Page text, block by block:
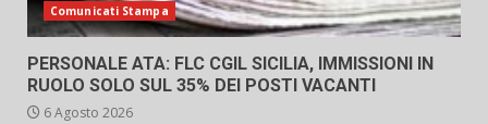
Comunicati Stampa
PERSONALE ATA: FLC CGIL SICILIA, IMMISSIONI IN
RUOLO SOLO SUL 35% DEI POSTI VACANTI
6 Agosto 2026